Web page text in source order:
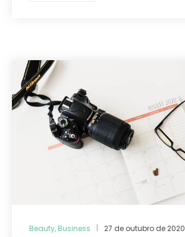
Beauty, Business 27 de outubro de 2020